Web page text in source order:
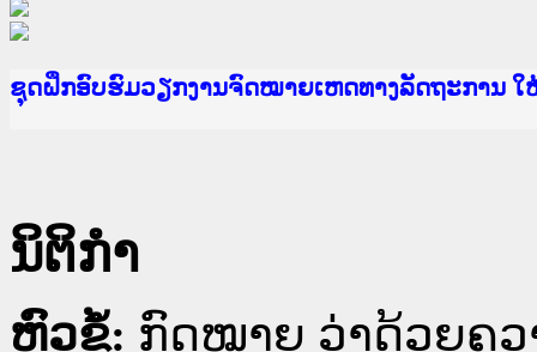
Ministry of Justice Lao PDR
ເຜີຍແຜ່ວັບໄຊຈົດໝາຍເຫດທາງລັດຖະການ ແລະ ແອັ
ກະຊວງຍຸຕິທຳ
ຊຸດຝຶກອົບຮົມວຽກງານຈົດໝາຍເຫດທາງລັດຖະການ
ກອງປະຊຸມທົບທວນຄືນການຈັດຕັ້ງປະຕິບັດວຽກງານຈົ
ຝຶກອົບຮົມ ຜູ່ປະສານງານວຽກງານຈົດໝາຍເຫດທາງລັ
ຝຶກອົບຮົມ ຜູ່ປະສານງານວຽກງານຈົດໝາຍເຫດທາງລັ
ເຜີຍແຜ່ແອັບກົດໝາຍລາວ ແລະ ເວັບໄຊຈົດໝາຍເຫດ
ເຜີຍແຜ່ແອັບກົດໝາຍລາວ ແລະ ເວັບໄຊຈົດໝາຍເຫດ
ຍົກລະດັບວຽກງານຈົດໝາຍເຫດທາງລັດຖະການໃຫ້ຜູ້
ຊຸດຝຶກອົບຮົມວຽກງານຈົດໝາຍເຫດທາງລັດຖະການ ໃ
ນິຕິກໍາ
ຫົວຂໍ້: ກົດໝາຍ ວ່າດ້ວຍຄວ